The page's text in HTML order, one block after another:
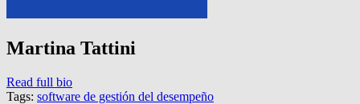
Martina Tattini
Read full bio
Tags: software de gestión del desempeño